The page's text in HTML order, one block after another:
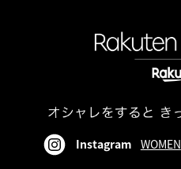
Instagram WOMEN